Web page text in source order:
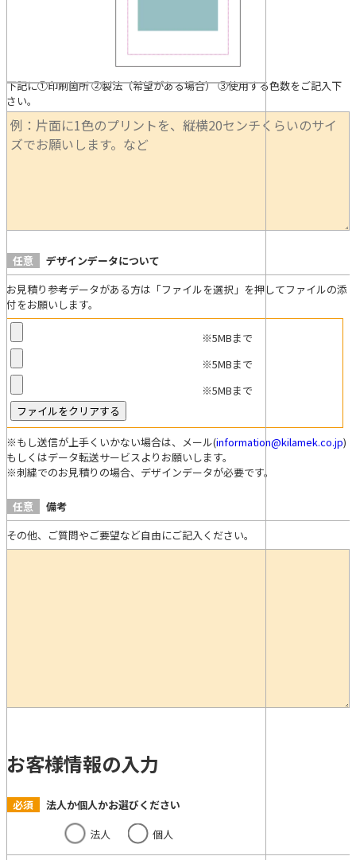
下記に①印刷箇所 ②製法（希望がある場合） ③使用する色数をご記入下
さい。
任意
デザインデータについて
お見積り参考データがある方は「ファイルを選択」を押してファイルの添
付をお願いします。
※5MBまで
※5MBまで
※5MBまで
※もし送信が上手くいかない場合は、メール(information@kilamek.co.jp)
もしくはデータ転送サービスよりお願いします。
※刺繍でのお見積りの場合、デザインデータが必要です。
任意
備考
その他、ご質問やご要望など自由にご記入ください。
お客様情報の入力
必須
法人か個人かお選びください
法人
個人